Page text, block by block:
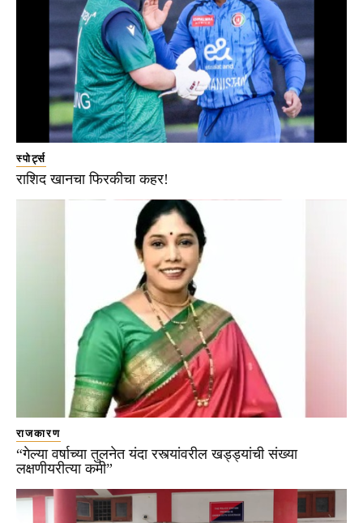
स्पोर्ट्स
राशिद खानचा फिरकीचा कहर!
राजकारण
“गेल्या वर्षाच्या तुलनेत यंदा रस्त्यांवरील खड्ड्यांची संख्या
लक्षणीयरीत्या कमी”